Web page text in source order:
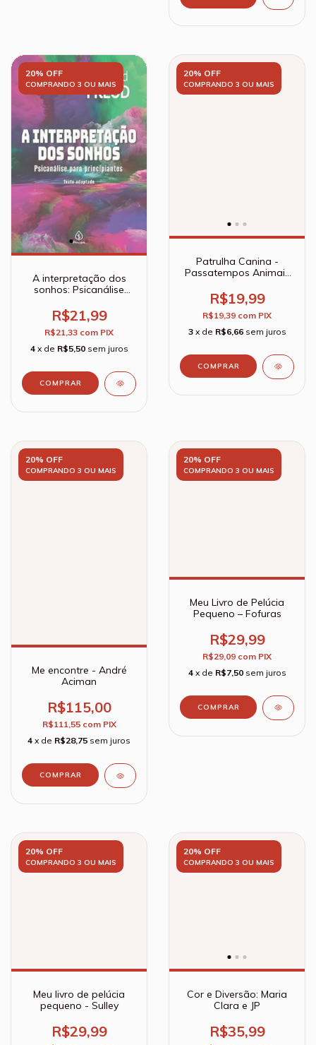
20% OFF
COMPRANDO 3 OU MAIS
A interpretação dos
sonhos: Psicanálise
R$21,99
R$21,33 com PIX
4 x de R$5,50 sem juros
20% OFF
COMPRANDO 3 OU MAIS
Patrulha Canina -
Passatempos Animais
R$19,99
R$19,39 com PIX
3 x de R$6,66 sem juros
20% OFF
COMPRANDO 3 OU MAIS
Me encontre - André
Aciman
R$115,00
R$111,55 com PIX
4 x de R$28,75 sem juros
20% OFF
COMPRANDO 3 OU MAIS
Meu Livro de Pelúcia
Pequeno – Fofuras
R$29,99
R$29,09 com PIX
4 x de R$7,50 sem juros
20% OFF
COMPRANDO 3 OU MAIS
Meu livro de pelúcia
pequeno - Sulley
R$29,99
20% OFF
COMPRANDO 3 OU MAIS
Cor e Diversão: Maria
Clara e JP
R$35,99